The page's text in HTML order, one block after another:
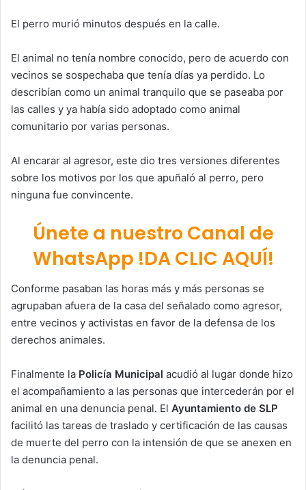
El perro murió minutos después en la calle.
El animal no tenía nombre conocido, pero de acuerdo con
vecinos se sospechaba que tenía días ya perdido. Lo
describían como un animal tranquilo que se paseaba por
las calles y ya había sido adoptado como animal
comunitario por varias personas.
Al encarar al agresor, este dio tres versiones diferentes
sobre los motivos por los que apuñaló al perro, pero
ninguna fue convincente.
Únete a nuestro Canal de
WhatsApp !DA CLIC AQUÍ!
Conforme pasaban las horas más y más personas se
agrupaban afuera de la casa del señalado como agresor,
entre vecinos y activistas en favor de la defensa de los
derechos animales.
Finalmente la Policía Municipal acudió al lugar donde hizo
el acompañamiento a las personas que intercederán por el
animal en una denuncia penal. El Ayuntamiento de SLP
facilitó las tareas de traslado y certificación de las causas
de muerte del perro con la intensión de que se anexen en
la denuncia penal.